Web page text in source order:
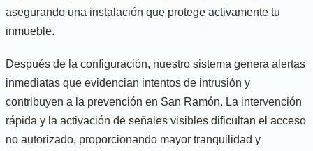
asegurando una instalación que protege activamente tu
inmueble.
Después de la configuración, nuestro sistema genera alertas
inmediatas que evidencian intentos de intrusión y
contribuyen a la prevención en San Ramón. La intervención
rápida y la activación de señales visibles dificultan el acceso
no autorizado, proporcionando mayor tranquilidad y